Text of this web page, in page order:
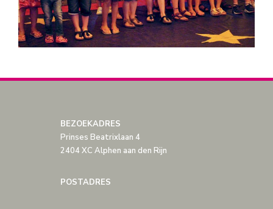
BEZOEKADRES
Prinses Beatrixlaan 4
2404 XC Alphen aan den Rijn
POSTADRES